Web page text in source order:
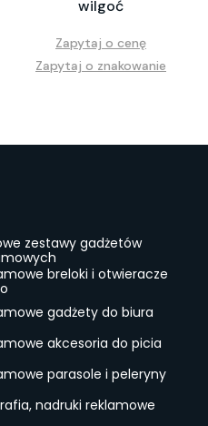
wilgoć
Zapytaj o cenę
Zapytaj o znakowanie
zestawy gadżetów
breloki i otwieracze
gadżety do biura
akcesoria do picia
parasole i peleryny
nadruki reklamowe